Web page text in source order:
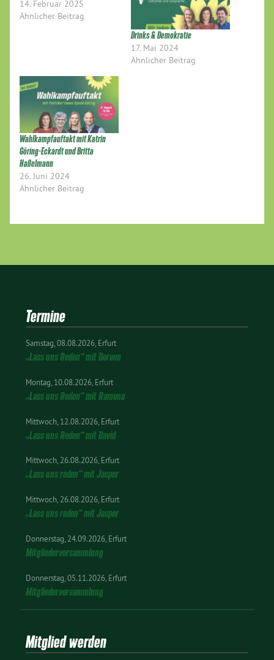
14. Februar 2025
Ähnlicher Beitrag
Drinks & Demokratie
17. Mai 2024
Ähnlicher Beitrag
Wahlkampfauftakt mit Katrin
Göring-Eckardt und Britta
Haßelmann
26. Juni 2024
Ähnlicher Beitrag
Termine
Samstag 08.08.2026 Erfurt
„Lass uns Reden“ mit Doreen
Montag 10.08.2026 Erfurt
„Lass uns Reden“ mit Ramona
Mittwoch 12.08.2026 Erfurt
„Lass uns Reden“ mit David
Mittwoch 26.08.2026 Erfurt
„Lass uns reden“ mit Jasper
Mittwoch 26.08.2026 Erfurt
„Lass uns reden“ mit Jasper
Donnerstag 24.09.2026 Erfurt
Mitgliederversammlung
Donnerstag 05.11.2026 Erfurt
Mitgliederversammlung
Mitglied werden